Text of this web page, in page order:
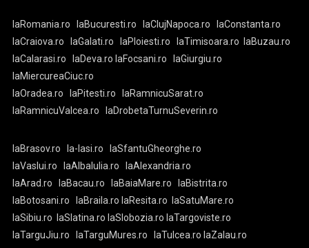
laRomania.ro laBucuresti.ro laClujNapoca.ro
laConstanta.ro
laCraiova.ro
laGalati.ro laPloiesti.ro laTimisoara.ro
laBuzau.ro
laCalarasi.ro
laDeva.ro laFocsani.ro
laGiurgiu.ro
laMiercureaCiuc.ro
laOradea.ro
laPitesti.ro
laRamnicuSarat.ro
laRamnicuValcea.ro
laDrobetaTurnuSeverin.ro
laBrasov.ro la-Iasi.ro
laSfantuGheorghe.ro
laVaslui.ro
laAlbaIulia.ro
laAlexandria.ro
laArad.ro
laBacau.ro laBaiaMare.ro
laBistrita.ro
laBotosani.ro
laBraila.ro laResita.ro
laSatuMare.ro
laSibiu.ro
laSlatina.ro laSlobozia.ro laTargoviste.ro
laTarguJiu.ro
laTarguMures.ro laTulcea.ro laZalau.ro